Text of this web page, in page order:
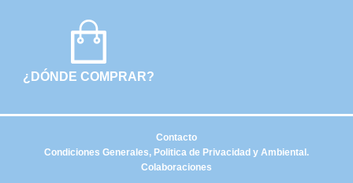
¿DÓNDE COMPRAR?
Condiciones Generales, Politica de Privacidad y Ambiental.
Colaboraciones
Contacto